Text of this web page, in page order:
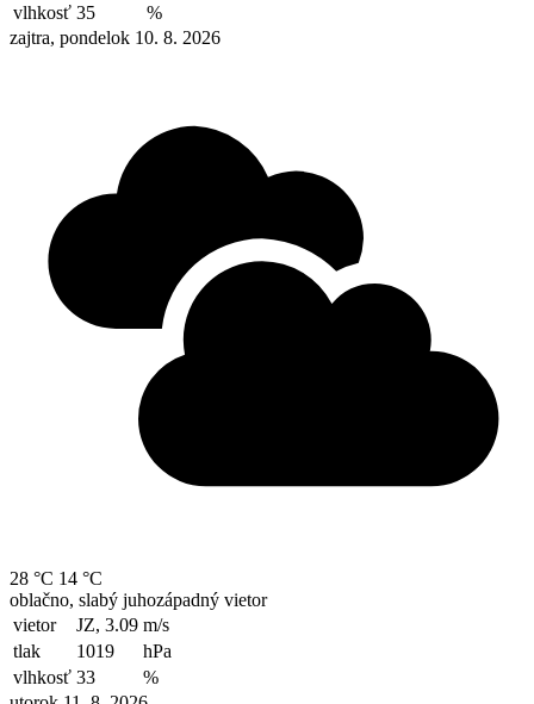
vlhkosť 35
%
zajtra, pondelok 10. 8. 2026
28 °C 14 °C
oblačno, slabý juhozápadný vietor
vietor
JZ, 3.09 m/s
tlak
1019
hPa
vlhkosť 33
%